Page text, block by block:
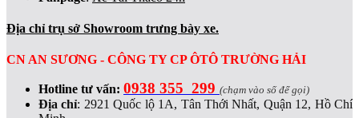
Địa chỉ trụ sở Showroom trưng bày xe.
CN AN SƯƠNG - CÔNG TY CP ÔTÔ TRƯỜNG HẢI
Hotline tư vấn: 0938 355 299 (chạm vào số để gọi)
Địa chỉ: 2921 Quốc lộ 1A, Tân Thới Nhất, Quận 12, Hồ Chí